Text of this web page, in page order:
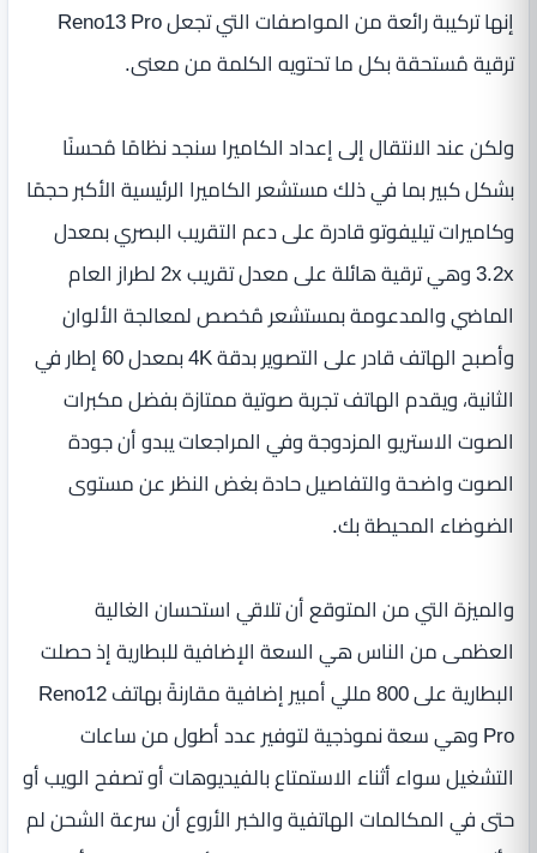
إنها تركيبة رائعة من المواصفات التي تجعل Reno13 Pro
ترقية مُستحقة بكل ما تحتويه الكلمة من معنى.
ولكن عند الانتقال إلى إعداد الكاميرا سنجد نظامًا مُحسنًا
بشكل كبير بما في ذلك مستشعر الكاميرا الرئيسية الأكبر حجمًا
وكاميرات تيليفوتو قادرة على دعم التقريب البصري بمعدل
3.2x وهي ترقية هائلة على معدل تقريب 2x لطراز العام
الماضي والمدعومة بمستشعر مُخصص لمعالجة الألوان
وأصبح الهاتف قادر على التصوير بدقة 4K بمعدل 60 إطار في
الثانية، ويقدم الهاتف تجربة صوتية ممتازة بفضل مكبرات
الصوت الاستريو المزدوجة وفي المراجعات يبدو أن جودة
الصوت واضحة والتفاصيل حادة بغض النظر عن مستوى
الضوضاء المحيطة بك.
والميزة التي من المتوقع أن تلاقي استحسان الغالية
العظمى من الناس هي السعة الإضافية للبطارية إذ حصلت
البطارية على 800 مللي أمبير إضافية مقارنةً بهاتف Reno12
Pro وهي سعة نموذجية لتوفير عدد أطول من ساعات
التشغيل سواء أثناء الاستمتاع بالفيديوهات أو تصفح الويب أو
حتى في المكالمات الهاتفية والخبر الأروع أن سرعة الشحن لم